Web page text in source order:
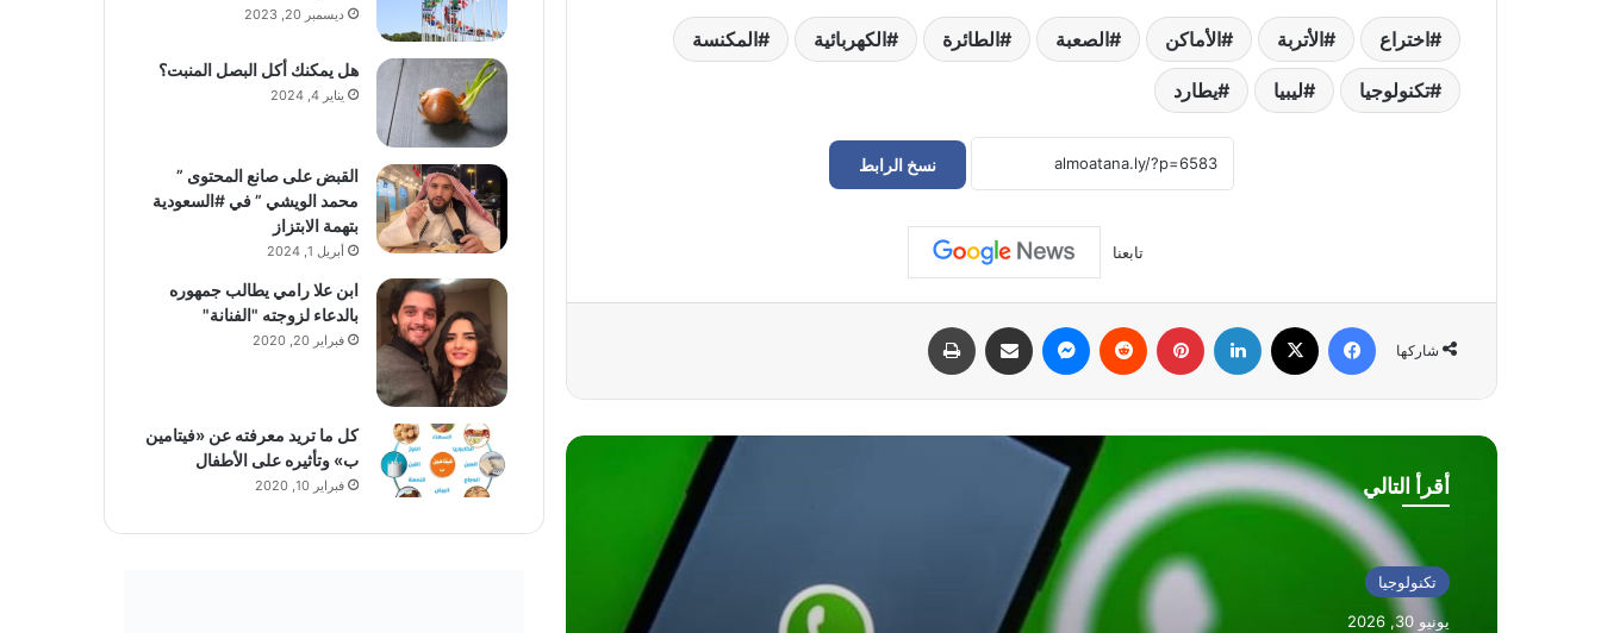
اختراع الأتربة الأماكن الصعبة الطائرة الكهربائية المكنسة
تكنولوجيا ليبيا يطارد
نسخ الرابط
تابعنا
شاركها
فيسبوك لينكدإن بينتيريست ماسنجر مشاركة عبر البريد
أقرأ التالي
تكنولوجيا
يونيو 30, 2026
مجانية للمخترقين؟
إنجاز عالمي جديد: فريق ليبيا للروبوتات
فريق “MTG7” الليبي للروبوتات يشد الرحال
نحو الولايات المتحدة للمنافسة عالمياً
ديسمبر 20, 2023
هل يمكنك أكل البصل المنبت؟
يناير 4, 2024
القبض على صانع المحتوى ”
محمد الويشي ” في #السعودية
بتهمة الابتزاز
أبريل 1, 2024
ابن علا رامي يطالب جمهوره
بالدعاء لزوجته "الفنانة"
فبراير 20, 2020
كل ما تريد معرفته عن «فيتامين
ب» وتأثيره على الأطفال
فبراير 10, 2020